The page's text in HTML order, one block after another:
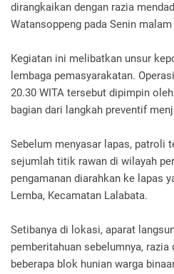
dirangkaikan dengan razia
Watansoppeng pada Senin
Kegiatan ini melibatkan unsur
lembaga pemasyarakatan.
20.30 WITA tersebut dipimpin
bagian dari langkah preventif
Sebelum menyasar lapas, patroli
sejumlah titik rawan di wilayah
pengamanan diarahkan ke lapas
Lemba, Kecamatan Lalabata.
Setibanya di lokasi, aparat
pemberitahuan sebelumnya,
beberapa blok hunian warga